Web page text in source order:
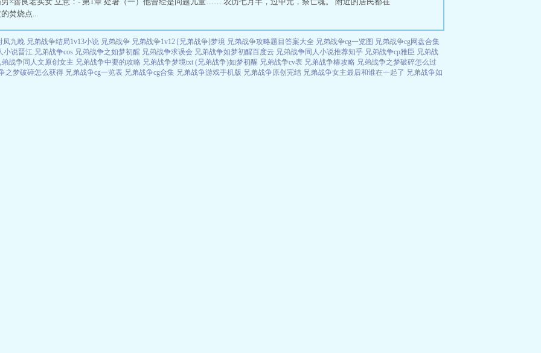
焚烧点...
凤九晚 兄弟战争结局1v13小说 兄弟战争 兄弟战争1v12 [兄弟战争]梦境 兄弟战争攻略题目答案大全 兄弟战争cg一览图 兄弟战争cg网盘合集
小说晋江 兄弟战争cos 兄弟战争之如梦初醒 兄弟战争求误会 兄弟战争如梦初醒百度云 兄弟战争同人小说推荐知乎 兄弟战争cp雅臣 兄弟战
弟战争同人文原创女主 兄弟战争中要的攻略 兄弟战争梦境txt (兄弟战争)如梦初醒 兄弟战争cv表 兄弟战争椿攻略 兄弟战争之梦破碎怎么过
之梦破碎怎么获得 兄弟战争cg一览表 兄弟战争cg合集 兄弟战争游戏手机版 兄弟战争原创完结 兄弟战争女主最后和谁在一起了 兄弟战争如